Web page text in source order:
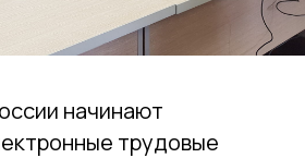
начинают
трудовые